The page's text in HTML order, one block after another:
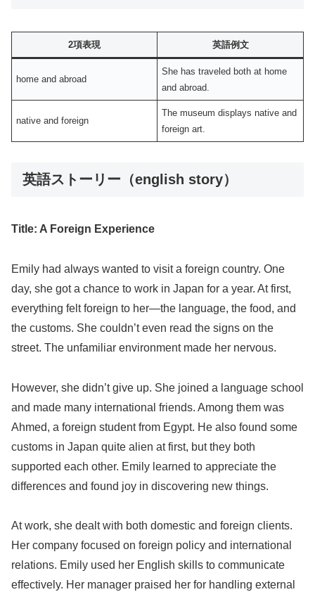
2項表現 英語例文
home and abroad
She has traveled both at home
and abroad.
native and foreign
The museum displays native and
foreign art.
英語ストーリー（english story）
Title: A Foreign Experience
Emily had always wanted to visit a foreign country. One
day, she got a chance to work in Japan for a year. At first,
everything felt foreign to her—the language, the food, and
the customs. She couldn’t even read the signs on the
street. The unfamiliar environment made her nervous.
However, she didn’t give up. She joined a language school
and made many international friends. Among them was
Ahmed, a foreign student from Egypt. He also found some
customs in Japan quite alien at first, but they both
supported each other. Emily learned to appreciate the
differences and found joy in discovering new things.
At work, she dealt with both domestic and foreign clients.
Her company focused on foreign policy and international
relations. Emily used her English skills to communicate
effectively. Her manager praised her for handling external